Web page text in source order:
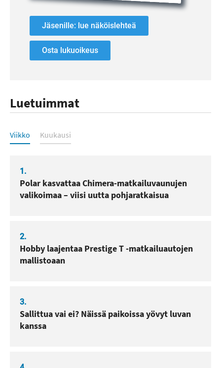
Jäsenille: lue näköislehteä
Osta lukuoikeus
Luetuimmat
Luetuimmat
Viikko Kuukausi
1.
Polar kasvattaa Chimera-matkailuvaunujen
valikoimaa – viisi uutta pohjaratkaisua
2.
Hobby laajentaa Prestige T -matkailuautojen
mallistoaan
3.
Sallittua vai ei? Näissä paikoissa yövyt luvan
kanssa